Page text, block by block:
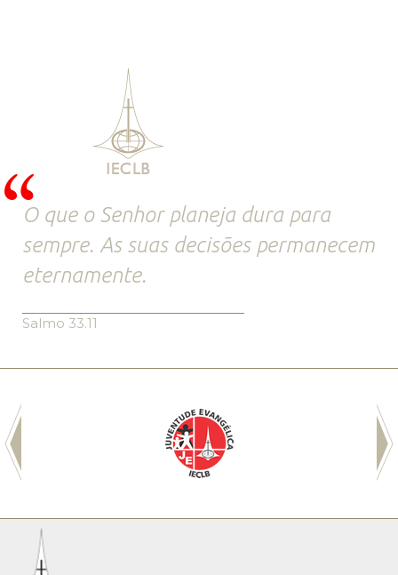
O que o Senhor planeja dura para
sempre. As suas decisões permanecem
eternamente.
Salmo 33.11